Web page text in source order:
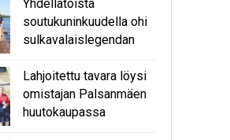
Yhdellätoista
soutukuninkuudella ohi
sulkavalaislegendan
Lahjoitettu tavara löysi
omistajan Palsanmäen
huutokaupassa